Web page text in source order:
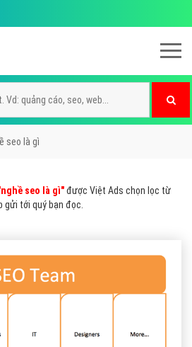
seo là gì
seo là gì"được Việt Ads chọn lọc từ
gửi tới quý bạn đọc.